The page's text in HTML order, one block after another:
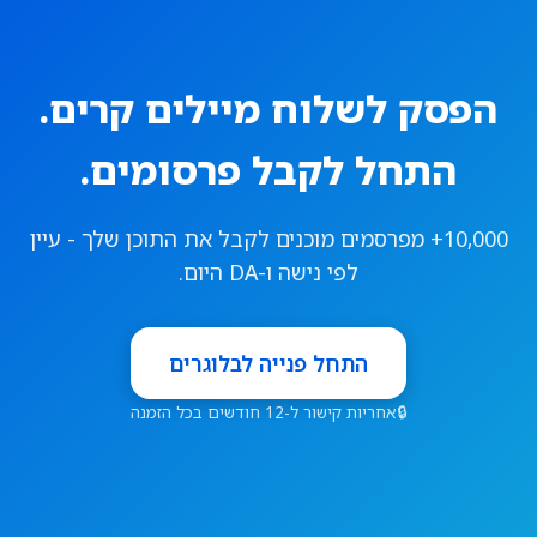
הפסק לשלוח מיילים קרים.
התחל לקבל פרסומים.
10,000+ מפרסמים מוכנים לקבל את התוכן שלך - עיין
לפי נישה ו-DA היום.
התחל פנייה לבלוגרים
🔒אחריות קישור ל-12 חודשים בכל הזמנה